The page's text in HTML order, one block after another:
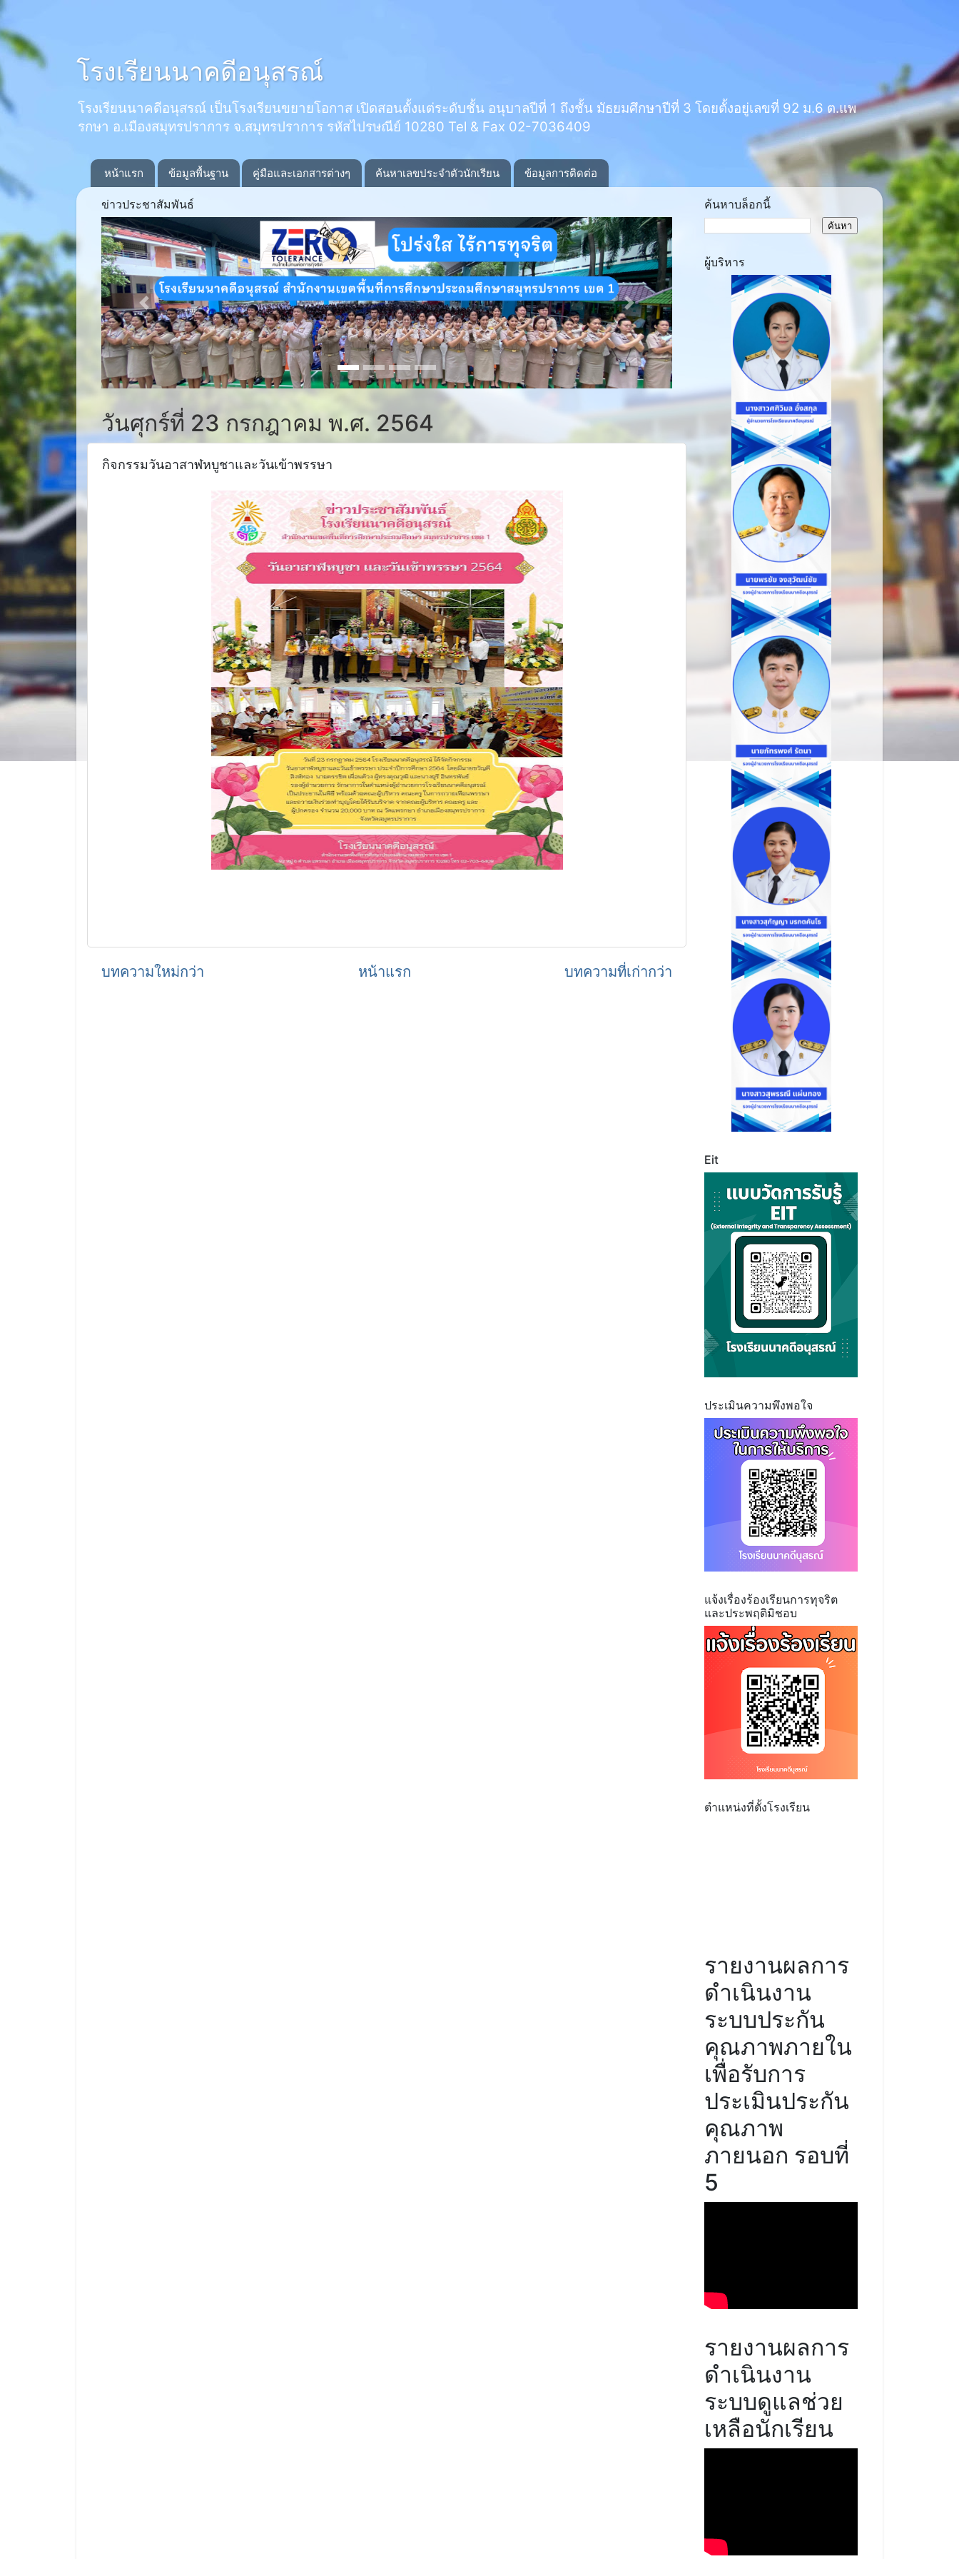
โรงเรียนนาคดีอนุสรณ์
โรงเรียนนาคดีอนุสรณ์ เป็นโรงเรียนขยายโอกาส เปิดสอนตั้งแต่ระดับชั้น อนุบาลปีที่ 1 ถึงชั้น มัธยมศึกษาปีที่ 3 โดยตั้งอยู่เลขที่ 92 ม.6 ต.แพ
รกษา อ.เมืองสมุทรปราการ จ.สมุทรปราการ รหัสไปรษณีย์ 10280 Tel & Fax 02-7036409
หน้าแรก ข้อมูลพื้นฐาน คู่มือและเอกสารต่างๆ ค้นหาเลขประจำตัวนักเรียน ข้อมูลการติดต่อ
ข่าวประชาสัมพันธ์
Previous Next
วันศุกร์ที่ 23 กรกฎาคม พ.ศ. 2564
กิจกรรมวันอาสาฬหบูชาและวันเข้าพรรษา
บทความใหม่กว่า บทความที่เก่ากว่า
หน้าแรก
ค้นหาบล็อกนี้
ผู้บริหาร
Eit
ประเมินความพึงพอใจ
แจ้งเรื่องร้องเรียนการทุจริต
และประพฤติมิชอบ
ตำแหน่งที่ตั้งโรงเรียน
รายงานผลการ
ดำเนินงาน
ระบบประกัน
คุณภาพภายใน
เพื่อรับการ
ประเมินประกัน
คุณภาพ
ภายนอก รอบที่
5
รายงานผลการ
ดำเนินงาน
ระบบดูแลช่วย
เหลือนักเรียน